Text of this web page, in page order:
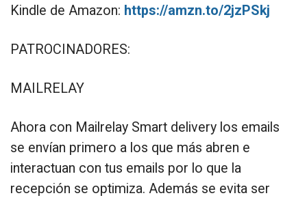
Kindle de Amazon: https://amzn.to/2jzPSkj
PATROCINADORES:
MAILRELAY
Ahora con Mailrelay Smart delivery los emails
se envían primero a los que más abren e
interactuan con tus emails por lo que la
recepción se optimiza. Además se evita ser